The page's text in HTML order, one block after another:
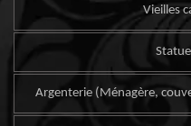
Vieilles
Argenterie (Ménagère,